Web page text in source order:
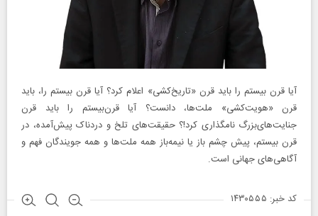
آیا قرن بیستم را باید قرن «تاریخ‌کشی» اعلام کرد؟ آیا قرن بیستم را، باید
قرن «هویت‌کشی» ملت‌ها، دانست؟ آیا قرن‌بیستم را باید قرن
جنایت‌های‌بزرگ نامگذاری کرد!؟ حقیقت‌های تلخ و دردناک پیش‌آمده، در
قرن بیستم، پیش چشم باز یا نیمه‌باز همه ملت‌ها و همه جویندگان فهم و
آگاهی‌های جهانی است.
کد خبر: ۱۴۳۰۵۵۵